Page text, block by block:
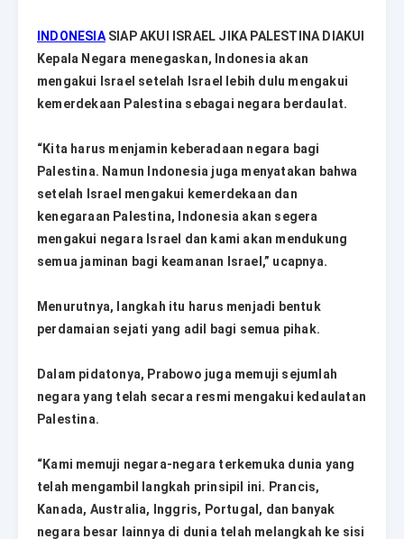
INDONESIASIAP AKUI ISRAEL JIKA PALESTINA DIAKUI
Kepala Negara menegaskan, Indonesia akan
mengakui Israel setelah Israel lebih dulu mengakui
kemerdekaan Palestina sebagai negara berdaulat.
“Kita harus menjamin keberadaan negara bagi
Palestina. Namun Indonesia juga menyatakan bahwa
setelah Israel mengakui kemerdekaan dan
kenegaraan Palestina, Indonesia akan segera
mengakui negara Israel dan kami akan mendukung
semua jaminan bagi keamanan Israel,” ucapnya.
Menurutnya, langkah itu harus menjadi bentuk
perdamaian sejati yang adil bagi semua pihak.
Dalam pidatonya, Prabowo juga memuji sejumlah
negara yang telah secara resmi mengakui kedaulatan
Palestina.
“Kami memuji negara-negara terkemuka dunia yang
telah mengambil langkah prinsipil ini. Prancis,
Kanada, Australia, Inggris, Portugal, dan banyak
negara besar lainnya di dunia telah melangkah ke sisi